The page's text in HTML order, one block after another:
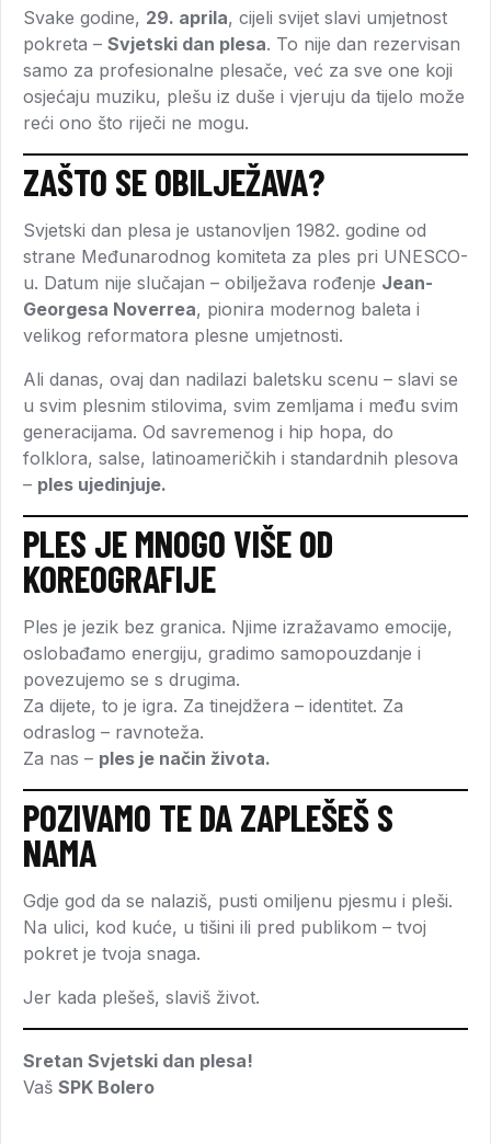
Svake godine, 29. aprila, cijeli svijet slavi umjetnost
pokreta – Svjetski dan plesa. To nije dan rezervisan
samo za profesionalne plesače, već za sve one koji
osjećaju muziku, plešu iz duše i vjeruju da tijelo može
reći ono što riječi ne mogu.
ZAŠTO SE OBILJEŽAVA?
Svjetski dan plesa je ustanovljen 1982. godine od
strane Međunarodnog komiteta za ples pri UNESCO-
u. Datum nije slučajan – obilježava rođenje Jean-
Georgesa Noverrea, pionira modernog baleta i
velikog reformatora plesne umjetnosti.
Ali danas, ovaj dan nadilazi baletsku scenu – slavi se
u svim plesnim stilovima, svim zemljama i među svim
generacijama. Od savremenog i hip hopa, do
folklora, salse, latinoameričkih i standardnih plesova
– ples ujedinjuje.
PLES JE MNOGO VIŠE OD
KOREOGRAFIJE
Ples je jezik bez granica. Njime izražavamo emocije,
oslobađamo energiju, gradimo samopouzdanje i
povezujemo se s drugima.
Za dijete, to je igra. Za tinejdžera – identitet. Za
odraslog – ravnoteža.
Za nas – ples je način života.
POZIVAMO TE DA ZAPLEŠEŠ S
NAMA
Gdje god da se nalaziš, pusti omiljenu pjesmu i pleši.
Na ulici, kod kuće, u tišini ili pred publikom – tvoj
pokret je tvoja snaga.
Jer kada plešeš, slaviš život.
Sretan Svjetski dan plesa!
Vaš SPK Bolero